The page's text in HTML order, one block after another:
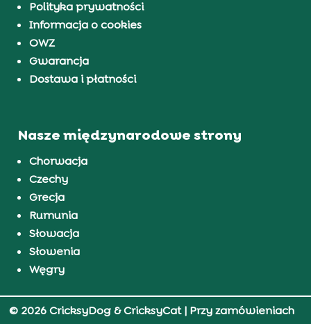
Polityka prywatności
Informacja o cookies
OWZ
Gwarancja
Dostawa i płatności
Nasze międzynarodowe strony
Chorwacja
Czechy
Grecja
Rumunia
Słowacja
Słowenia
Węgry
© 2026 CricksyDog & CricksyCat| Przy zamówieniach